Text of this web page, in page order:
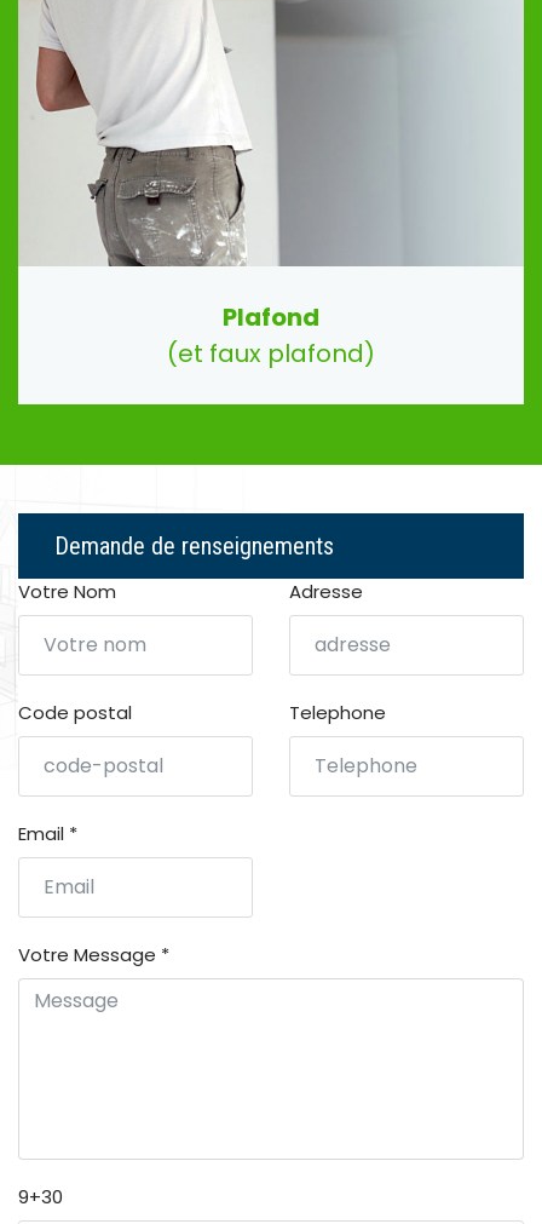
Plafond
(et faux plafond)
Demande de renseignements
Votre Nom Adresse
Code postal Telephone
Email *
Votre Message *
9+30